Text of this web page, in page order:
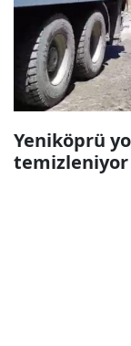
Yeniköprü
temizleniyor